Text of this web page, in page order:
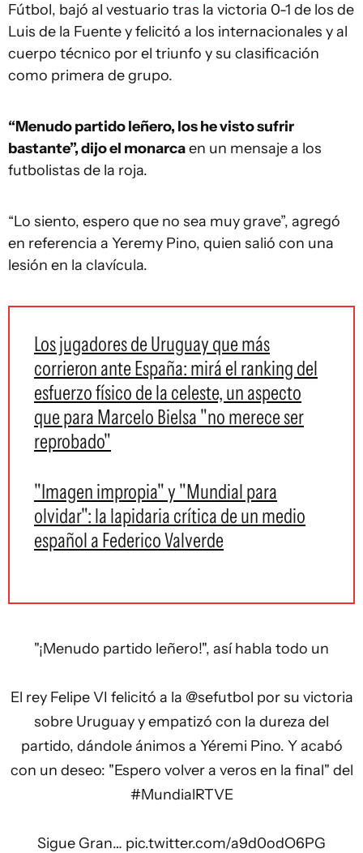
Fútbol, bajó al vestuario tras la victoria 0-1 de los de
Luis de la Fuente y felicitó a los internacionales y al
cuerpo técnico por el triunfo y su clasificación
como primera de grupo.
“Menudo partido leñero, los he visto sufrir
bastante”, dijo el monarcaen un mensaje a los
futbolistas de la roja.
“Lo siento, espero que no sea muy grave”, agregó
en referencia a Yeremy Pino, quien salió con una
lesión en la clavícula.
Los jugadores de Uruguay que más
corrieron ante España: mirá el ranking del
esfuerzo físico de la celeste, un aspecto
que para Marcelo Bielsa "no merece ser
reprobado"
"Imagen impropia" y "Mundial para
olvidar": la lapidaria crítica de un medio
español a Federico Valverde
"¡Menudo partido leñero!", así habla todo un
El rey Felipe VI felicitó a la @sefutbol por su victoria
sobre Uruguay y empatizó con la dureza del
partido, dándole ánimos a Yéremi Pino. Y acabó
con un deseo: "Espero volver a veros en la final" del
#MundialRTVE
Sigue Gran… pic.twitter.com/a9d0odO6PG